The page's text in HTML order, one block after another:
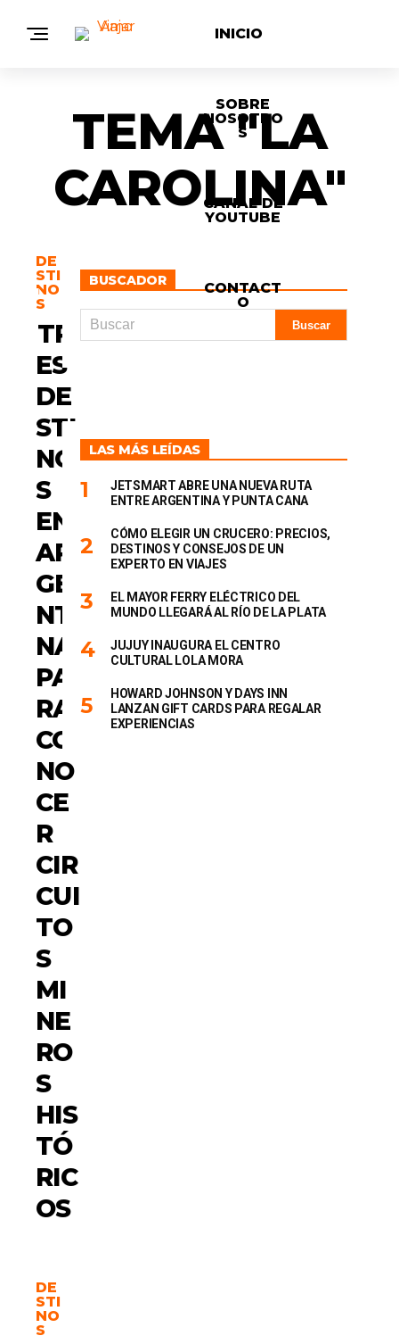
INICIO
SOBRE
NOSOTRO
S
CANAL DE
YOUTUBE
CONTACT
O
TEMA "LA
CAROLINA"
DE
STI
NO
S
TR
ES
DE
STI
NO
S
EN
AR
GE
NTI
NA
PA
RA
CO
NO
CE
R
CIR
CUI
TO
S
MI
NE
RO
S
HIS
TÓ
RIC
OS
DE
STI
NO
S
M
Á
A
S
BUSCADOR
LAS MÁS LEÍDAS
JETSMART ABRE UNA NUEVA RUTA
ENTRE ARGENTINA Y PUNTA CANA
CÓMO ELEGIR UN CRUCERO: PRECIOS,
DESTINOS Y CONSEJOS DE UN
EXPERTO EN VIAJES
EL MAYOR FERRY ELÉCTRICO DEL
MUNDO LLEGARÁ AL RÍO DE LA PLATA
JUJUY INAUGURA EL CENTRO
CULTURAL LOLA MORA
HOWARD JOHNSON Y DAYS INN
LANZAN GIFT CARDS PARA REGALAR
EXPERIENCIAS